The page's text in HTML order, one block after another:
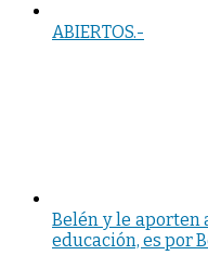
ABIERTOS.-
Belén y le aporten
educación, es por